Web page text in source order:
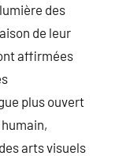
des
de leur
affirmées
plus ouvert
arts visuels